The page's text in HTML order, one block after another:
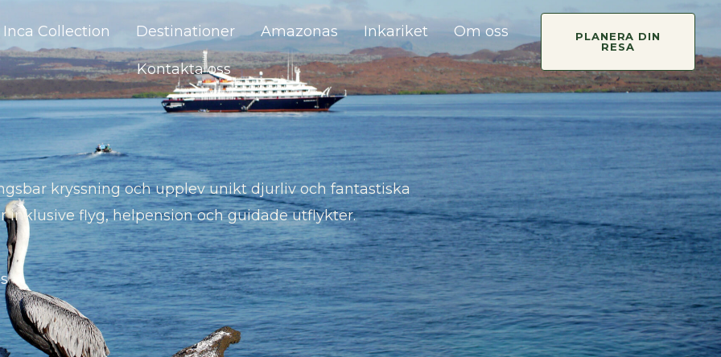
Inca Collection Destinationer Amazonas Inkariket Om oss
Kontakta oss
PLANERA DIN
RESA
kryssning och upplev unikt djurliv och fantastiska
inklusive flyg, helpension och guidade utflykter.